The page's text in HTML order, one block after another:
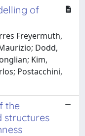
of
Freyermuth,
Dodd,
Kim,
Postacchini,
the
structures